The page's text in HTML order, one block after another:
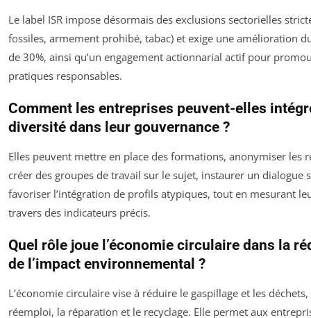
Le label ISR impose désormais des exclusions sectorielles
fossiles, armement prohibé, tabac) et exige une amélioration
de 30%, ainsi qu’un engagement actionnarial actif pour
pratiques responsables.
Comment les entreprises peuvent-elles
diversité dans leur gouvernance ?
Elles peuvent mettre en place des formations, anonymiser les
créer des groupes de travail sur le sujet, instaurer un dialogue
favoriser l’intégration de profils atypiques, tout en mesurant
travers des indicateurs précis.
Quel rôle joue l’économie circulaire dans la
de l’impact environnemental ?
L’économie circulaire vise à réduire le gaspillage et les
réemploi, la réparation et le recyclage. Elle permet aux